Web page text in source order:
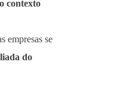
contexto
empresas se
do